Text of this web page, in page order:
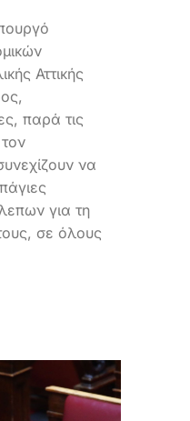
Αττικής
παρά τις
να
για τη
σε όλους